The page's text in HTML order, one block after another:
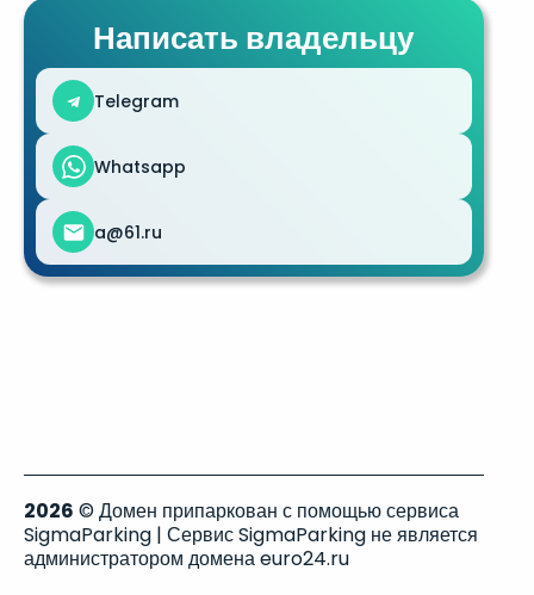
Написать владельцу
Telegram
Whatsapp
a@61.ru
2026 © Домен припаркован с помощью сервиса
SigmaParking | Сервис SigmaParking не является
администратором домена euro24.ru